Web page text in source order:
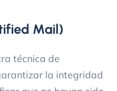
Mail)
técnica de
la integridad